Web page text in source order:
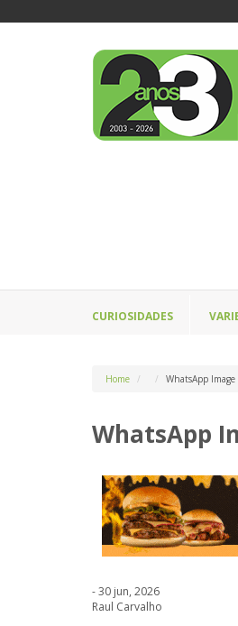
CURIOSIDADES
Home WhatsApp
WhatsApp
- 30 jun, 2026
Raul Carvalho